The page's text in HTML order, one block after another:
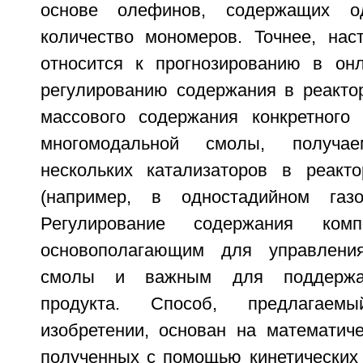
основе олефинов, содержащих
количество мономеров. Точнее,
относится к прогнозированию в
регулированию содержания в
массового содержания
многомодальной смолы,
нескольких катализаторов в
(например, в одностадийном
Регулирование содержания
основополагающим для
смолы и важным для
продукта. Способ,
изобретении, основан на
полученных с помощью